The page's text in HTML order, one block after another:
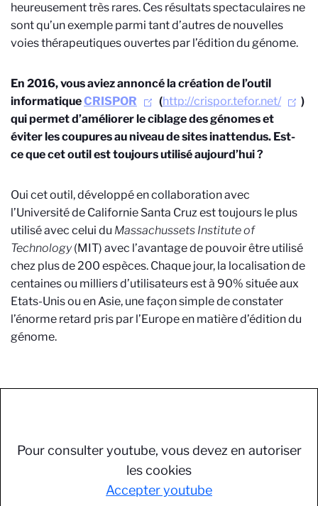
heureusement très rares. Ces résultats spectaculaires ne
sont qu’un exemple parmi tant d’autres de nouvelles
voies thérapeutiques ouvertes par l’édition du génome.
En 2016, vous aviez annoncé la création de l’outil
informatiqueCRISPOR (http://crispor.tefor.net/
)
qui permet d’améliorer le ciblage des génomes et
éviter les coupures au niveau de sites inattendus. Est-
ce que cet outil est toujours utilisé aujourd’hui ?
Oui cet outil, développé en collaboration avec
l’Université de Californie Santa Cruz est toujours le plus
utilisé avec celui du Massachussets Institute of
Technology(MIT) avec l’avantage de pouvoir être utilisé
chez plus de 200 espèces. Chaque jour, la localisation de
centaines ou milliers d’utilisateurs est à 90% située aux
Etats-Unis ou en Asie, une façon simple de constater
l’énorme retard pris par l’Europe en matière d’édition du
génome.
Pour consulter youtube, vous devez en autoriser
les cookies
Accepter youtube